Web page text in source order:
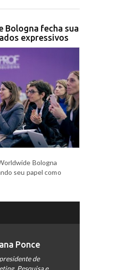
Bologna fecha sua
expressivos
Bologna
seu papel como
Ponce
de
Pesquisa e